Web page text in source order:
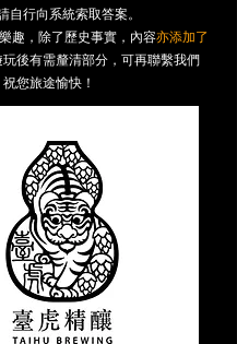
自行向系統索取答案。
趣，除了歷史事實，內容亦添加了
玩後有需釐清部分，可再聯繫我們
您旅途愉快！